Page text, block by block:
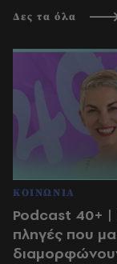
Δες τα όλα
ΚΟΙΝΩΝΙΑ
Podcast 40+ |
πληγές που